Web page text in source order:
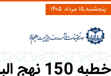
پنجشنبه,۱۵ مرداد ۱۴۰۵
خطبه 150 نهج البلاغه